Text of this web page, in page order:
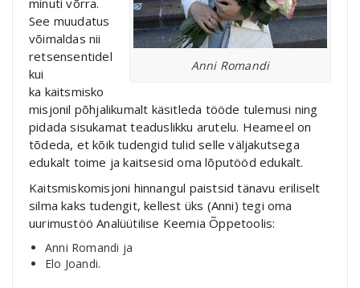
Anni Romandi
minuti võrra.
See muudatus
võimaldas nii
retsensentidel
kui
ka kaitsmisko
misjonil põhjalikumalt käsitleda tööde tulemusi ning
pidada sisukamat teaduslikku arutelu. Heameel on
tõdeda, et kõik tudengid tulid selle väljakutsega
edukalt toime ja kaitsesid oma lõputööd edukalt.
Kaitsmiskomisjoni hinnangul paistsid tänavu eriliselt
silma kaks tudengit, kellest üks (Anni) tegi oma
uurimustöö Analüütilise Keemia Õppetoolis:
Anni Romandi ja
Elo Joandi.